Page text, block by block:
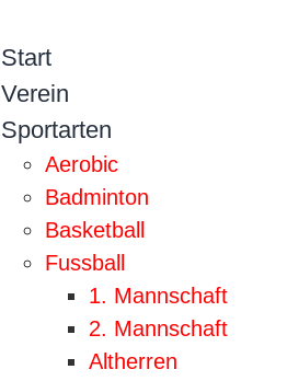
Start
Verein
Sportarten
Aerobic
Badminton
Basketball
Fussball
1. Mannschaft
2. Mannschaft
Altherren